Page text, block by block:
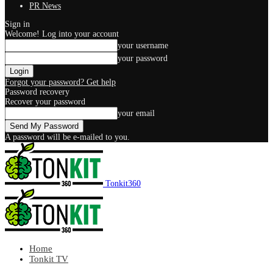
PR News
Sign in
Welcome! Log into your account
your username
your password
Forgot your password? Get help
Password recovery
Recover your password
your email
A password will be e-mailed to you.
Tonkit360
Home
Tonkit TV